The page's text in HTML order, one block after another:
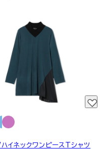
イネックワンピースTシャツ